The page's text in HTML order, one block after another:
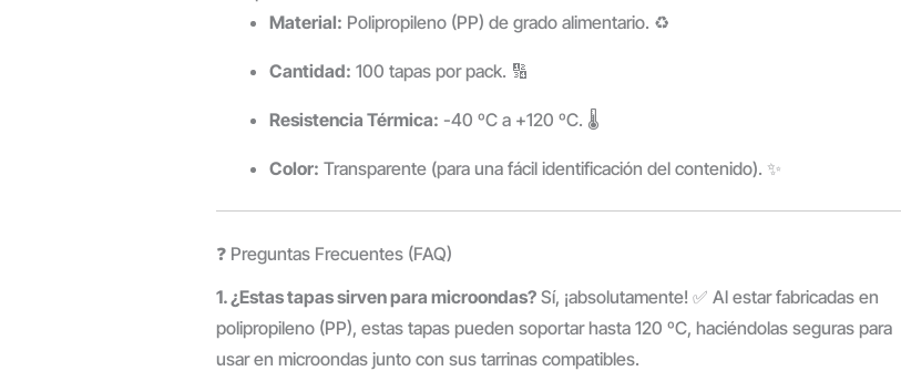
Material: Polipropileno (PP) de grado alimentario. ♻️
Cantidad: 100 tapas por pack. 🔢
Resistencia Térmica: -40 ºC a +120 ºC. 🌡️
Color: Transparente (para una fácil identificación del contenido). ✨
❓ Preguntas Frecuentes (FAQ)
1. ¿Estas tapas sirven para microondas?Sí, ¡absolutamente! ✅ Al estar fabricadas en
polipropileno (PP), estas tapas pueden soportar hasta 120 ºC, haciéndolas seguras para
usar en microondas junto con sus tarrinas compatibles.